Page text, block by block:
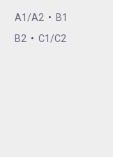
A1/A2 • B1
B2 • C1/C2